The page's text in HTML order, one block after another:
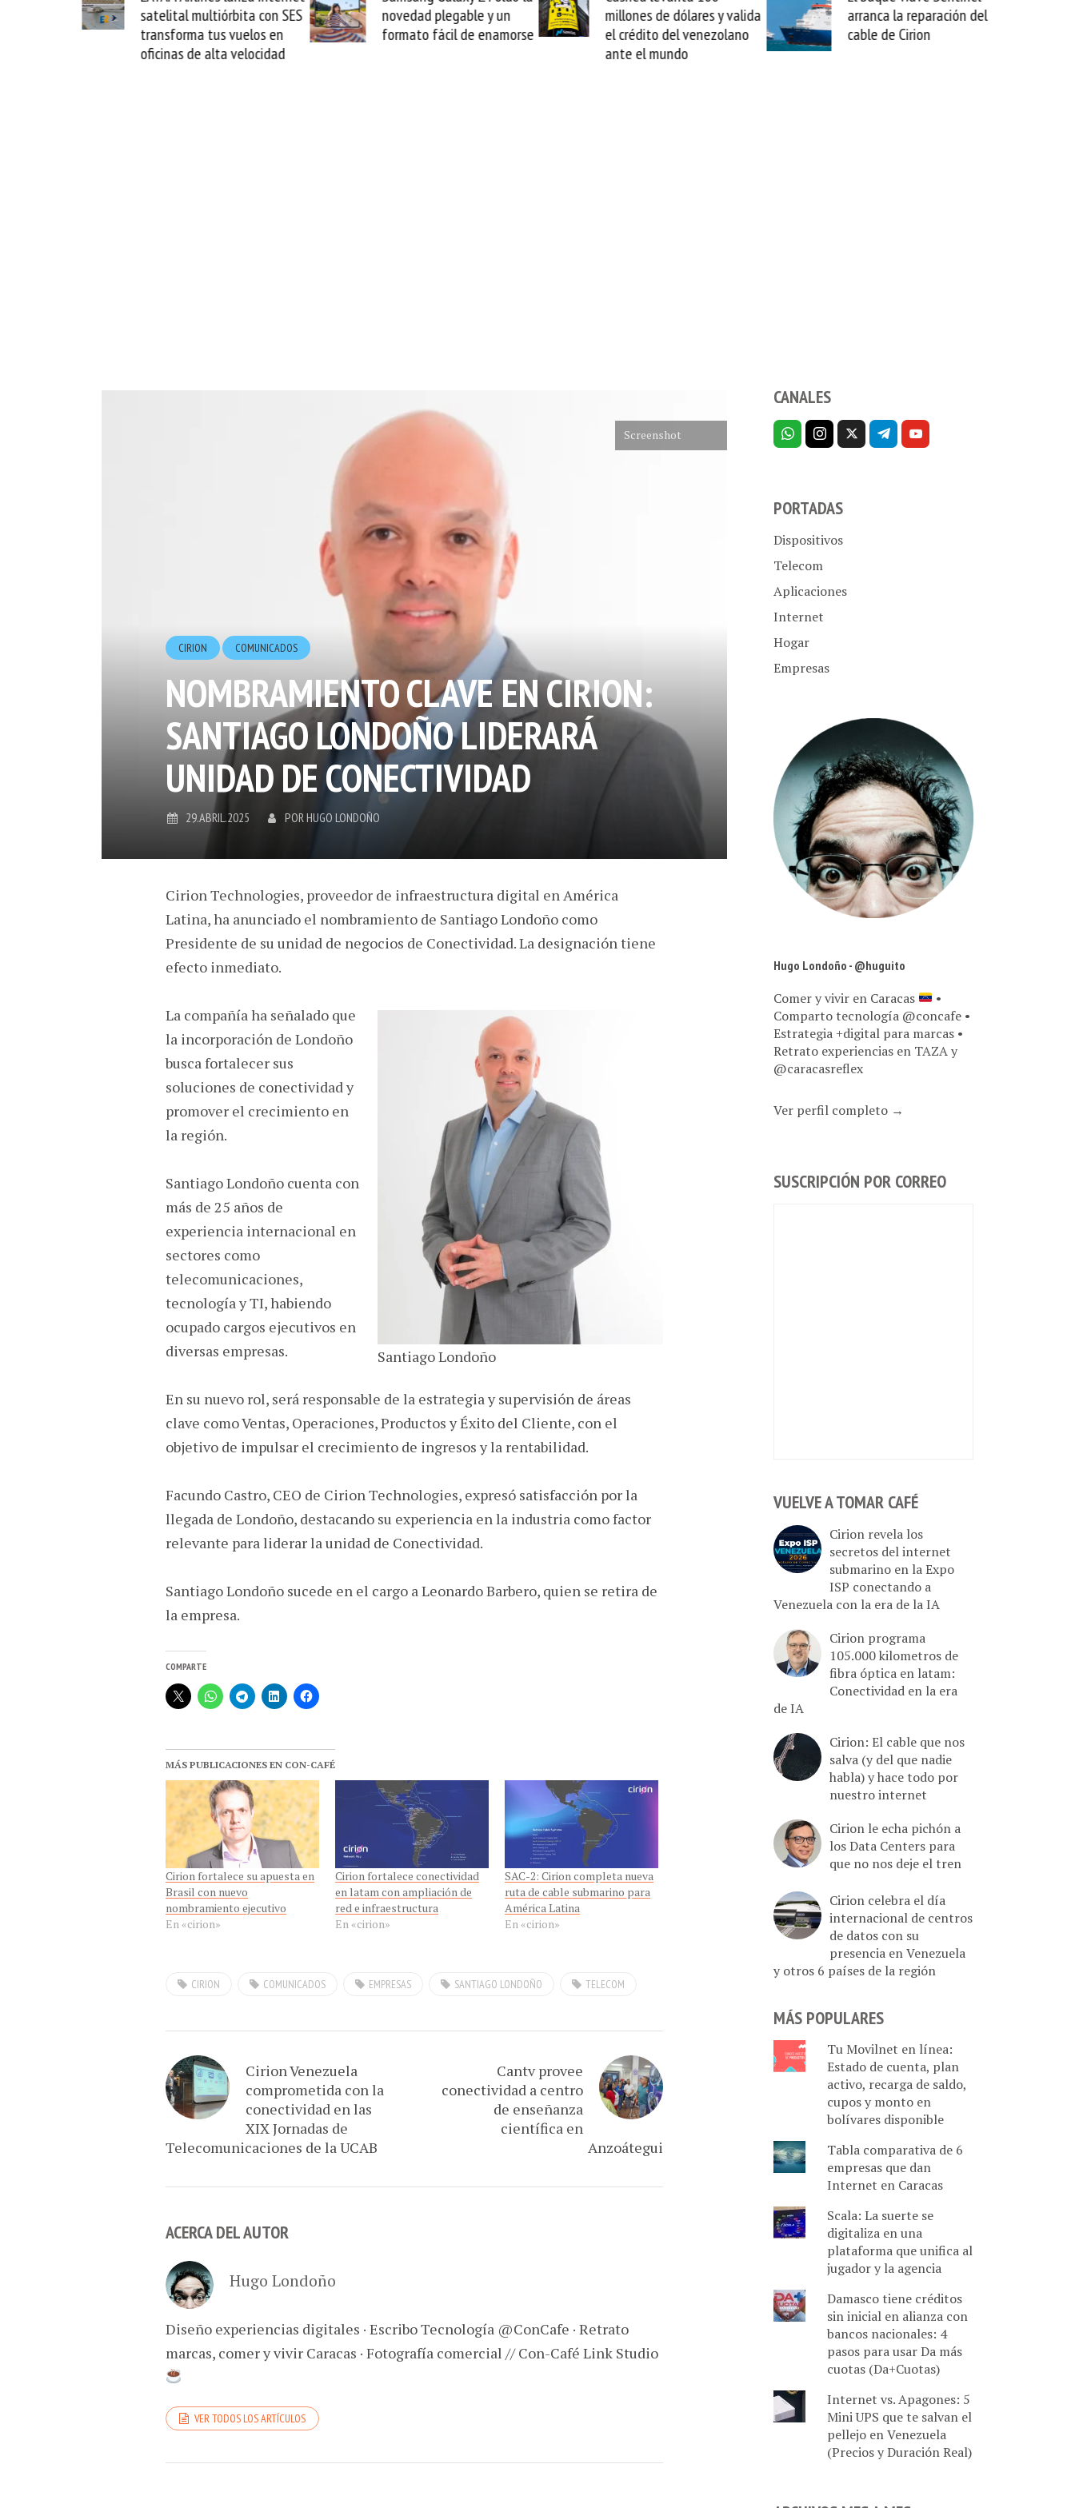
satelital multiórbita con SES
transforma tus vuelos en
oficinas de alta velocidad
novedad plegable y un
formato fácil de enamorse
millones de dólares y valida
el crédito del venezolano
ante el mundo
arranca la reparación del
cable de Cirion
Screenshot
CIRION COMUNICADOS
NOMBRAMIENTO CLAVE EN CIRION:
SANTIAGO LONDOÑO LIDERARÁ
UNIDAD DE CONECTIVIDAD
29.ABRIL.2025 POR HUGO LONDOÑO
Cirion Technologies, proveedor de infraestructura digital en América
Latina, ha anunciado el nombramiento de Santiago Londoño como
Presidente de su unidad de negocios de Conectividad. La designación tiene
efecto inmediato.
Santiago Londoño
La compañía ha señalado que
la incorporación de Londoño
busca fortalecer sus
soluciones de conectividad y
promover el crecimiento en
la región.
Santiago Londoño cuenta con
más de 25 años de
experiencia internacional en
sectores como
telecomunicaciones,
tecnología y TI, habiendo
ocupado cargos ejecutivos en
diversas empresas.
En su nuevo rol, será responsable de la estrategia y supervisión de áreas
clave como Ventas, Operaciones, Productos y Éxito del Cliente, con el
objetivo de impulsar el crecimiento de ingresos y la rentabilidad.
Facundo Castro, CEO de Cirion Technologies, expresó satisfacción por la
llegada de Londoño, destacando su experiencia en la industria como factor
relevante para liderar la unidad de Conectividad.
Santiago Londoño sucede en el cargo a Leonardo Barbero, quien se retira de
la empresa.
COMPARTE
MÁS PUBLICACIONES EN CON-CAFÉ
Cirion fortalece su apuesta en
Brasil con nuevo
nombramiento ejecutivo
En «cirion»
Cirion fortalece conectividad
en latam con ampliación de
red e infraestructura
En «cirion»
SAC-2: Cirion completa nueva
ruta de cable submarino para
América Latina
En «cirion»
CIRION COMUNICADOS EMPRESAS SANTIAGO LONDOÑO TELECOM
Cirion Venezuela
comprometida con la
conectividad en las
XIX Jornadas de
Telecomunicaciones de la UCAB
Cantv provee
conectividad a centro
de enseñanza
científica en
Anzoátegui
ACERCA DEL AUTOR
Hugo Londoño
Diseño experiencias digitales · Escribo Tecnología @ConCafe · Retrato
marcas, comer y vivir Caracas · Fotografía comercial // Con-Café Link Studio
VER TODOS LOS ARTÍCULOS
CANALES
PORTADAS
Dispositivos
Telecom
Aplicaciones
Internet
Hogar
Empresas
Hugo Londoño - @huguito
Comer y vivir en Caracas
•
Comparto tecnología @concafe •
Estrategia +digital para marcas •
Retrato experiencias en TAZA y
@caracasreflex
Ver perfil completo →
SUSCRIPCIÓN POR CORREO
VUELVE A TOMAR CAFÉ
Cirion revela los
secretos del internet
submarino en la Expo
ISP conectando a
Venezuela con la era de la IA
Cirion programa
105.000 kilometros de
fibra óptica en latam:
Conectividad en la era
de IA
Cirion: El cable que nos
salva (y del que nadie
habla) y hace todo por
nuestro internet
Cirion le echa pichón a
los Data Centers para
que no nos deje el tren
Cirion celebra el día
internacional de centros
de datos con su
presencia en Venezuela
y otros 6 países de la región
MÁS POPULARES
Tu Movilnet en línea:
Estado de cuenta, plan
activo, recarga de saldo,
cupos y monto en
bolívares disponible
Tabla comparativa de 6
empresas que dan
Internet en Caracas
Scala: La suerte se
digitaliza en una
plataforma que unifica al
jugador y la agencia
Damasco tiene créditos
sin inicial en alianza con
bancos nacionales: 4
pasos para usar Da más
cuotas (Da+Cuotas)
Internet vs. Apagones: 5
Mini UPS que te salvan el
pellejo en Venezuela
(Precios y Duración Real)